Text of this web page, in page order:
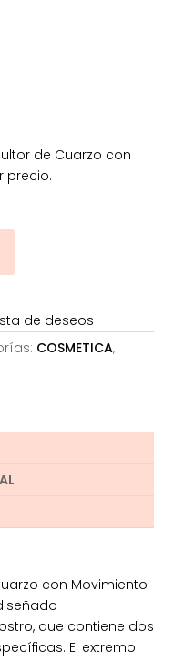
de Cuarzo con
precio.
de deseos
COSMETICA,
con Movimiento
que contiene dos
El extremo